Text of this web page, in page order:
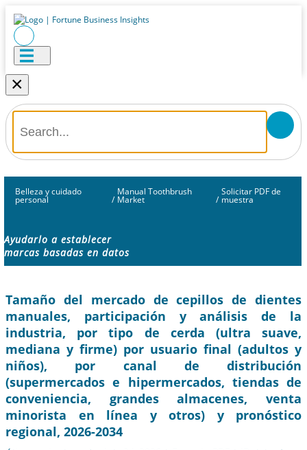
×
Belleza y cuidado
personal /
Manual Toothbrush
Market /
Solicitar PDF de
muestra
Ayudarlo a establecer
marcas basadas en datos
Tamaño del mercado de cepillos de dientes
manuales, participación y análisis de la
industria, por tipo de cerda (ultra suave,
mediana y firme) por usuario final (adultos y
niños), por canal de distribución
(supermercados e hipermercados, tiendas de
conveniencia, grandes almacenes, venta
minorista en línea y otros) y pronóstico
regional, 2026-2034